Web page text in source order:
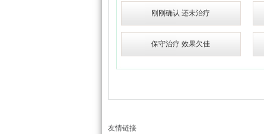
刚刚确认 还未治疗
保守治疗 效果欠佳
友情链接